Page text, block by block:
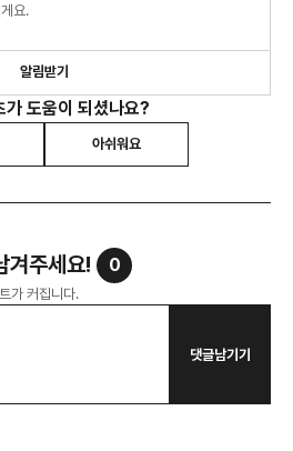
요.
알림받기
가 도움이 되셨나요?
아쉬워요
겨주세요! 0
가 커집니다.
댓글남기기